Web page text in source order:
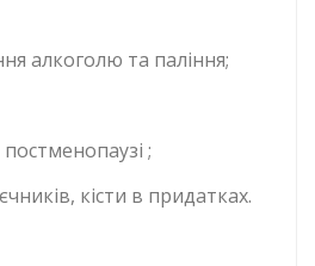
алкоголю та паління;
;
кісти в придатках.